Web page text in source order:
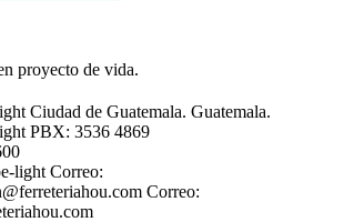
proyecto de vida.
Ciudad de Guatemala. Guatemala.
PBX: 3536 4869
Correo:
Correo: